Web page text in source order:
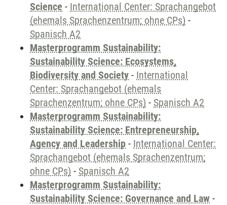
Science - International Center: Sprachangebot
(ehemals Sprachenzentrum; ohne CPs) -
Spanisch A2
Masterprogramm Sustainability:
Sustainability Science: Ecosystems,
Biodiversity and Society - International
Center: Sprachangebot (ehemals
Sprachenzentrum; ohne CPs) - Spanisch A2
Masterprogramm Sustainability:
Sustainability Science: Entrepreneurship,
Agency and Leadership - International Center:
Sprachangebot (ehemals Sprachenzentrum;
ohne CPs) - Spanisch A2
Masterprogramm Sustainability:
Sustainability Science: Governance and Law -